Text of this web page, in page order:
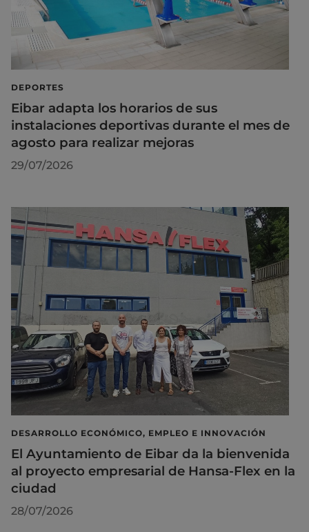
DEPORTES
Eibar adapta los horarios de sus
instalaciones deportivas durante el mes de
agosto para realizar mejoras
29/07/2026
DESARROLLO ECONÓMICO, EMPLEO E INNOVACIÓN
El Ayuntamiento de Eibar da la bienvenida
al proyecto empresarial de Hansa-Flex en la
ciudad
28/07/2026